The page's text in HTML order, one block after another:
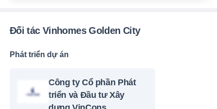
Đối tác Vinhomes Golden City
Phát triển dự án
Công ty Cổ phần Phát
triển và Đầu tư Xây